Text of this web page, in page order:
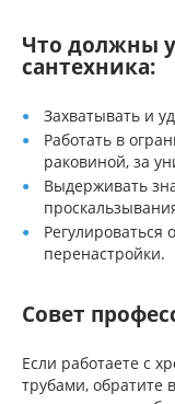
Что должны
сантехника:
Захватывать и
Работать в
раковиной, за
Выдерживать
Регулироваться
перенастройки.
Совет
Если работаете с
трубами,